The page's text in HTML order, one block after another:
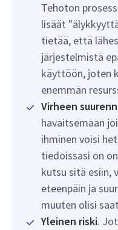
Tehoton
lisäät
tietää, että
järjestelmistä
käyttöön, joten
enemmän
Virheen
havaitsemaan
ihminen voisi
tiedoissasi on
kutsu sitä esiin,
eteenpäin ja
muuten olisi
Yleinen riski.